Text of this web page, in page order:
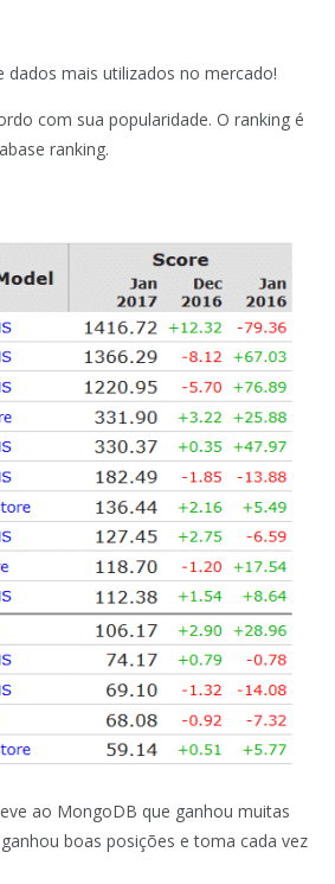
dados mais utilizados no mercado!
com sua popularidade.O ranking é
ranking.
ao MongoDB que ganhou muitas
boas posições e toma cada vez